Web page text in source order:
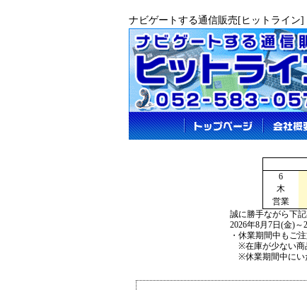
ナビゲートする通信販売[ヒットライン]
6
木
営業
誠に勝手ながら下
2026年8月7日(金)～
・休業期間中もご
※在庫が少ない商
※休業期間中にい